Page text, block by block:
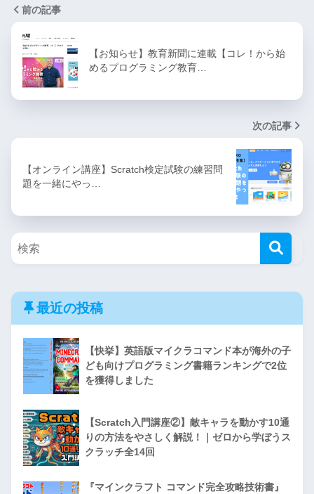
前の記事
【お知らせ】教育新聞に連載【コレ！から始
めるプログラミング教育…
次の記事
【オンライン講座】Scratch検定試験の練習問
題を一緒にやっ…
最近の投稿
【快挙】英語版マイクラコマンド本が海外の子
ども向けプログラミング書籍ランキングで2位
を獲得しました
【Scratch入門講座②】敵キャラを動かす10通
りの方法をやさしく解説！｜ゼロから学ぼうス
クラッチ全14回
『マインクラフト コマンド完全攻略技術書』